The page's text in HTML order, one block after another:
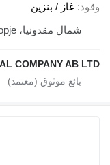
وقود غاز / بنزين
شمال مقدونيا، Skopje
COMPANY AB LTD